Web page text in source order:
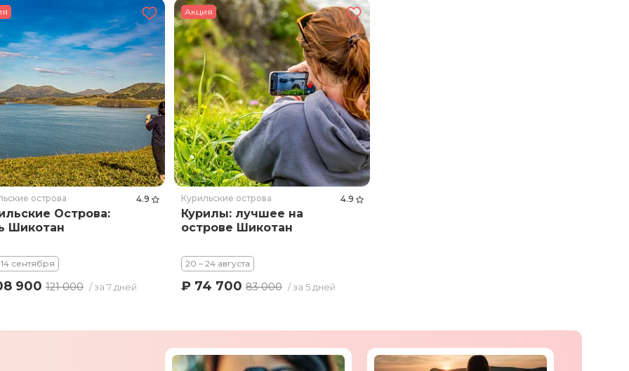
острова 4.9
Острова:
Шикотан
сентября
900 121 000 / за 7 дней
Акция
Курильские острова 4.9
Курилы: лучшее на
острове Шикотан
20 – 24 августа
₽ 74 70083 000 / за 5 дней